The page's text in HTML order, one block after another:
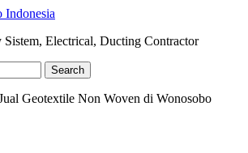
Indonesia
Electrical, Ducting Contractor
Search
Geotextile Non Woven di Wonosobo